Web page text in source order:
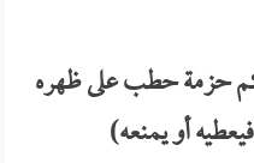
حزمة حطب على ظهره
أو يمنعه)